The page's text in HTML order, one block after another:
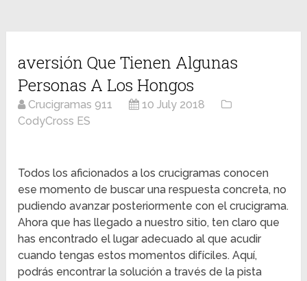
aversión Que Tienen Algunas
Personas A Los Hongos
Crucigramas 911
10 July 2018
CodyCross ES
Todos los aficionados a los crucigramas conocen
ese momento de buscar una respuesta concreta, no
pudiendo avanzar posteriormente con el crucigrama.
Ahora que has llegado a nuestro sitio, ten claro que
has encontrado el lugar adecuado al que acudir
cuando tengas estos momentos difíciles. Aquí,
podrás encontrar la solución a través de la pista